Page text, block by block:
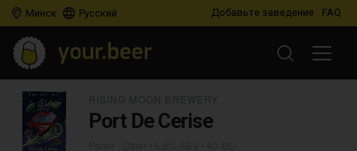
Минск Русский Добавьте заведение FAQ
Port De Cerise